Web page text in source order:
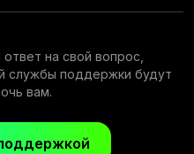
анализа.
на свой вопрос,
службы поддержки будут
вам.